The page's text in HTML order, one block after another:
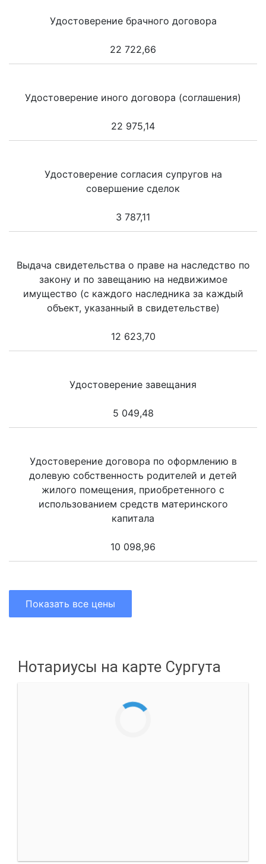
Удостоверение брачного договора
22 722,66
Удостоверение иного договора (соглашения)
22 975,14
Удостоверение согласия супругов на
совершение сделок
3 787,11
Выдача свидетельства о праве на наследство по
закону и по завещанию на недвижимое
имущество (с каждого наследника за каждый
объект, указанный в свидетельстве)
12 623,70
Удостоверение завещания
5 049,48
Удостоверение договора по оформлению в
долевую собственность родителей и детей
жилого помещения, приобретенного с
использованием средств материнского
капитала
10 098,96
Показать все цены
Нотариусы на карте Сургута